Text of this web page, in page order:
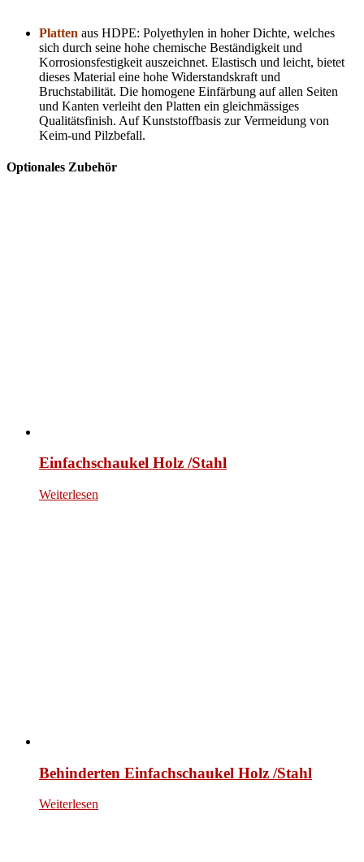
Platten aus HDPE: Polyethylen in hoher Dichte, welches
sich durch seine hohe chemische Beständigkeit und
Korrosionsfestigkeit auszeichnet. Elastisch und leicht, bietet
dieses Material eine hohe Widerstandskraft und
Bruchstabilität. Die homogene Einfärbung auf allen Seiten
und Kanten verleiht den Platten ein gleichmässiges
Qualitätsfinish. Auf Kunststoffbasis zur Vermeidung von
Keim-und Pilzbefall.
Optionales Zubehör
Einfachschaukel Holz /Stahl
Weiterlesen
Behinderten Einfachschaukel Holz /Stahl
Weiterlesen